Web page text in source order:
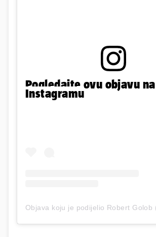
Pogledajte ovu objavu na
Instagramu
Objava koju je podijelio Robert Golob